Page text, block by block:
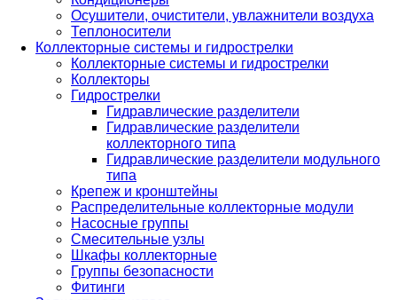
Осушители, очистители, увлажнители воздуха
Теплоносители
Коллекторные системы и гидрострелки
Коллекторные системы и гидрострелки
Коллекторы
Гидрострелки
Гидравлические разделители
Гидравлические разделители
коллекторного типа
Гидравлические разделители модульного
типа
Крепеж и кронштейны
Распределительные коллекторные модули
Насосные группы
Смесительные узлы
Шкафы коллекторные
Группы безопасности
Фитинги